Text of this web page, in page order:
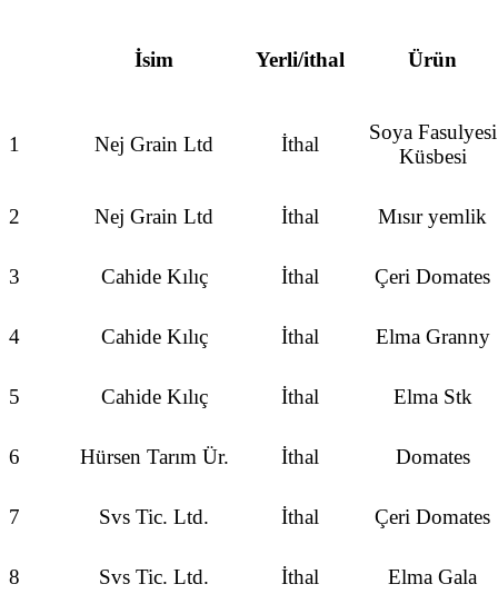
İsim Yerli/ithal Ürün
1 Nej Grain Ltd İthal
Soya Fasulyesi
Küsbesi
2 Nej Grain Ltd İthal Mısır yemlik
3 Cahide Kılıç İthal Çeri Domates
4 Cahide Kılıç İthal Elma Granny
5 Cahide Kılıç İthal Elma Stk
6 Hürsen Tarım Ür. İthal Domates
7 Svs Tic. Ltd. İthal Çeri Domates
8 Svs Tic. Ltd. İthal Elma Gala